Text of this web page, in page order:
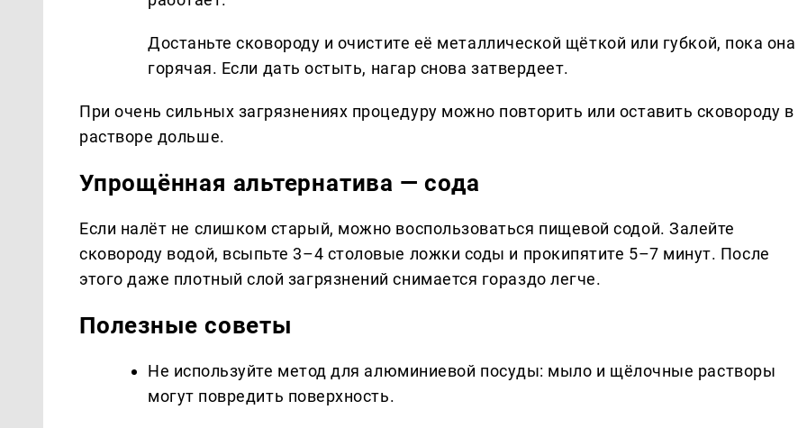
Достаньте сковороду и очистите её металлической щёткой или губкой, пока она
горячая. Если дать остыть, нагар снова затвердеет.
При очень сильных загрязнениях процедуру можно повторить или оставить сковороду в
растворе дольше.
Упрощённая альтернатива — сода
Если налёт не слишком старый, можно воспользоваться пищевой содой. Залейте
сковороду водой, всыпьте 3–4 столовые ложки соды и прокипятите 5–7 минут. После
этого даже плотный слой загрязнений снимается гораздо легче.
Полезные советы
Не используйте метод для алюминиевой посуды: мыло и щёлочные растворы
могут повредить поверхность.